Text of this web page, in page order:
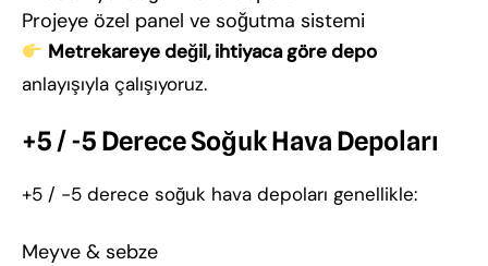
Projeye özel panel ve soğutma sistemi
Metrekareye değil, ihtiyaca göre depo
anlayışıyla çalışıyoruz.
+5 / -5 Derece Soğuk Hava Depoları
+5 / -5 derece soğuk hava depoları genellikle:
Meyve & sebze